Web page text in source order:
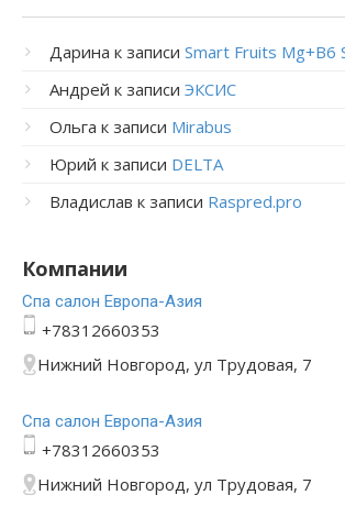
Дарина к записи Smart Fruits Mg+B6
Андрей к записи ЭКСИС
Ольга к записи Mirabus
Юрий к записи DELTA
Владислав к записи Raspred.pro
Компании
Спа салон Европа-Азия
+78312660353
Нижний Новгород, ул Трудовая, 7
Спа салон Европа-Азия
+78312660353
Нижний Новгород, ул Трудовая, 7